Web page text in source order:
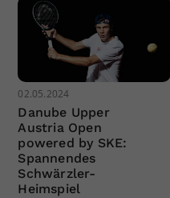
02.05.2024
Danube Upper
Austria Open
powered by SKE:
Spannendes
Schwärzler-
Heimspiel